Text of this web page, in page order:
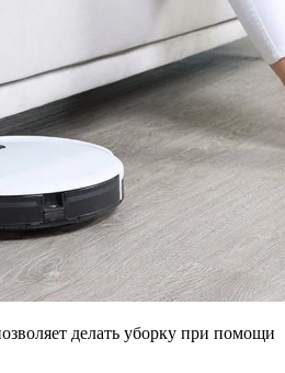
делать уборку при помощи